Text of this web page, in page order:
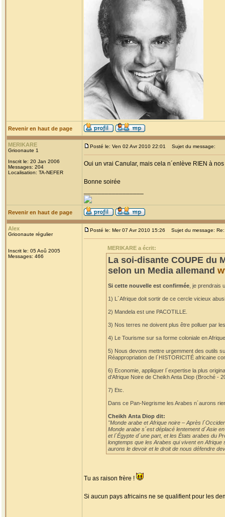
Revenir en haut de page
MERIKARE
Grioonaute 1
Inscrit le: 20 Jan 2006
Messages: 204
Localisation: TA-NEFER
Posté le: Ven 02 Avr 2010 22:01 Sujet du message:
Oui un vrai Canular, mais cela n´enlève RIEN à
Bonne soirée
Revenir en haut de page
Alex
Grioonaute régulier
Inscrit le: 05 Aoû 2005
Messages: 466
Posté le: Mer 07 Avr 2010 15:26 Sujet du message:
MERIKARE a écrit:
La soi-disante COUPE du
selon un Media allemand
Si cette nouvelle est confirmée , je
1) L´Afrique doit sortir de ce cercle vicieux
2) Mandela est une PACOTILLE.
3) Nos terres ne doivent plus être polluer par
4) Le Tourisme sur sa forme coloniale en
5) Nous devons mettre urgemment des outils
Réappropriation de l´HISTORICITÉ africaine
6) Economie, appliquer l´expertise la plus
d'Afrique Noire de Cheikh Anta Diop (Broché -
7) Etc.
Dans ce Pan-Negrisme les Arabes n´aurons
Cheikh Anta Diop dit:
"Monde arabe et Afrique noire – Après
Monde arabe s´est déplacé lentement d´Asie
et l´Égypte d´une part, et les États arabes du
longtemps que les Arabes qui vivent en
aurons le devoir et le droit de nous défendre
Tu as raison frère !
Si aucun pays africains ne se qualifient pour les